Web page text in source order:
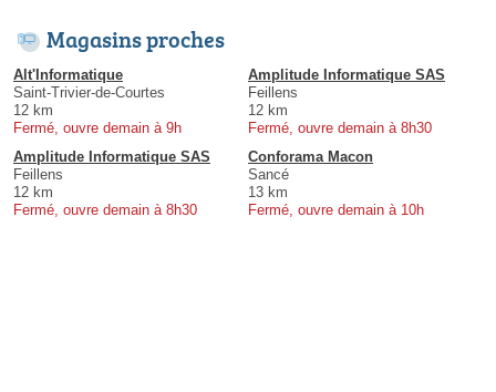
Magasins proches
Alt'Informatique
Saint-Trivier-de-Courtes
12 km
Fermé, ouvre demain à 9h
Amplitude Informatique SAS
Feillens
12 km
Fermé, ouvre demain à 8h30
Amplitude Informatique SAS
Feillens
12 km
Fermé, ouvre demain à 8h30
Conforama Macon
Sancé
13 km
Fermé, ouvre demain à 10h